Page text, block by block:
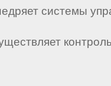
системы